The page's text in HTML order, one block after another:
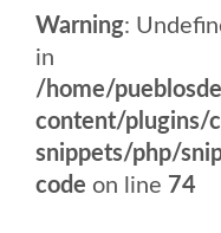
Warning:
in
/home/
content/plugins/
snippets/php/
code on line 74